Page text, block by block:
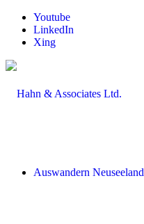
Youtube
LinkedIn
Xing
Auswandern Neuseeland